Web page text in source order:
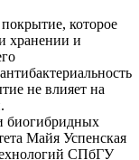
которое
хранении и
не влияет на
биогибридных
Майя Успенская
СПбГУ